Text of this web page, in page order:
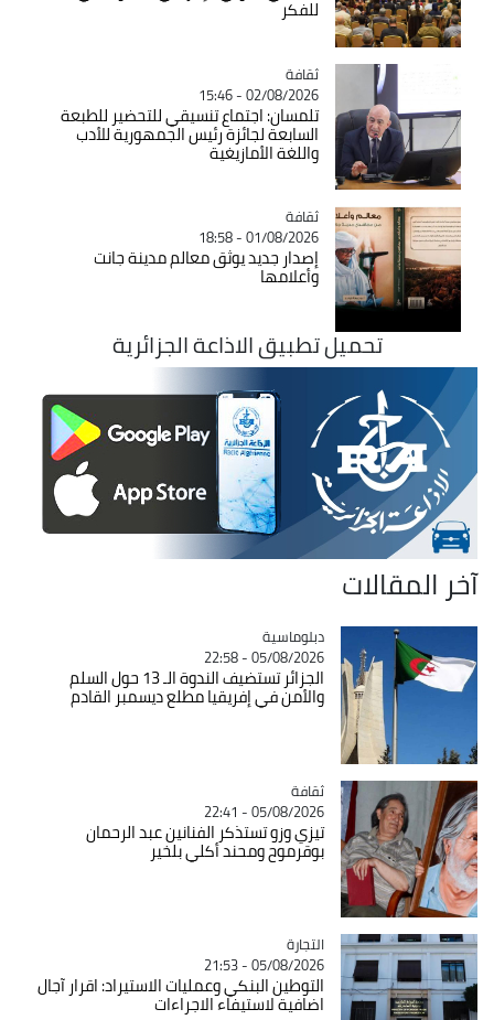
للفكر
Catégorie
ثقافة
02/08/2026 - 15:46
تلمسان: اجتماع تنسيقي للتحضير للطبعة
السابعة لجائزة رئيس الجمهورية للأدب
واللغة الأمازيغية
Catégorie
ثقافة
01/08/2026 - 18:58
إصدار جديد يوثق معالم مدينة جانت
وأعلامها
تحميل تطبيق الاذاعة الجزائرية
آخر المقالات
Catégorie
دبلوماسية
05/08/2026 - 22:58
الجزائر تستضيف الندوة الـ 13 حول السلم
والأمن في إفريقيا مطلع ديسمبر القادم
Catégorie
ثقافة
05/08/2026 - 22:41
تيزي وزو تستذكر الفنانين عبد الرحمان
بوقرموح ومحند أكلي بلخير
Catégorie
التجارة
05/08/2026 - 21:53
التوطين البنكي وعمليات الاستيراد: اقرار آجال
اضافية لاستيفاء الاجراءات